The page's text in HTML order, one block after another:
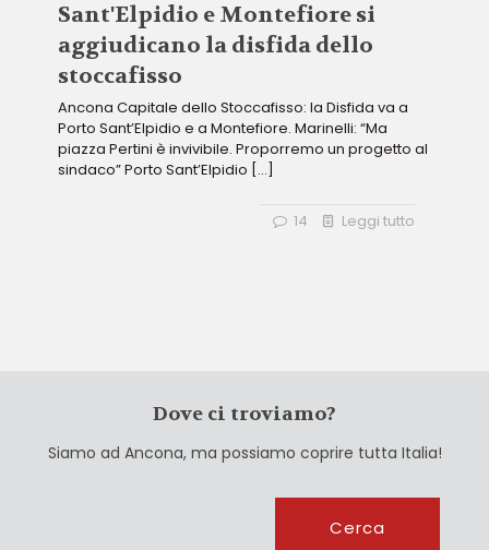
Sant'Elpidio e Montefiore si
aggiudicano la disfida dello
stoccafisso
Ancona Capitale dello Stoccafisso: la Disfida va a
Porto Sant’Elpidio e a Montefiore. Marinelli: “Ma
piazza Pertini è invivibile. Proporremo un progetto al
sindaco” Porto Sant’Elpidio […]
14 Leggi tutto
Dove ci troviamo?
Siamo ad Ancona, ma possiamo coprire tutta Italia!
Cerca